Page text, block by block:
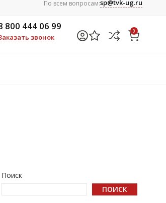
По всем вопросам:sp@tvk-ug.ru
800 444 06 99
звонок
0
Поиск
ПОИСК